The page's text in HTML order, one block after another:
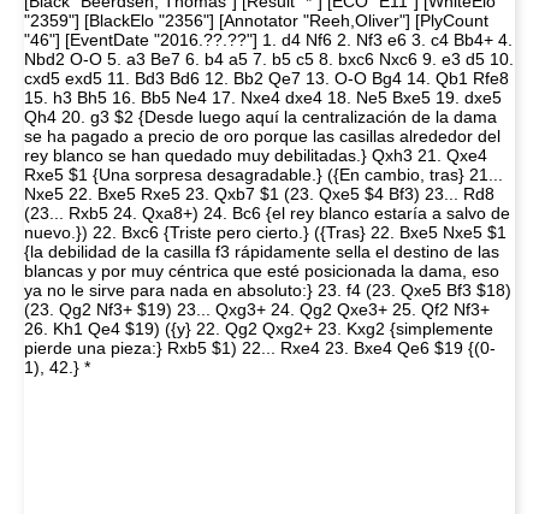
"2359"] [BlackElo "2356"] [Annotator "Reeh,Oliver"] [PlyCount
"46"] [EventDate "2016.??.??"] 1. d4 Nf6 2. Nf3 e6 3. c4 Bb4+ 4.
Nbd2 O-O 5. a3 Be7 6. b4 a5 7. b5 c5 8. bxc6 Nxc6 9. e3 d5 10.
cxd5 exd5 11. Bd3 Bd6 12. Bb2 Qe7 13. O-O Bg4 14. Qb1 Rfe8
15. h3 Bh5 16. Bb5 Ne4 17. Nxe4 dxe4 18. Ne5 Bxe5 19. dxe5
Qh4 20. g3 $2 {Desde luego aquí la centralización de la dama
se ha pagado a precio de oro porque las casillas alrededor del
rey blanco se han quedado muy debilitadas.} Qxh3 21. Qxe4
Rxe5 $1 {Una sorpresa desagradable.} ({En cambio, tras} 21...
Nxe5 22. Bxe5 Rxe5 23. Qxb7 $1 (23. Qxe5 $4 Bf3) 23... Rd8
(23... Rxb5 24. Qxa8+) 24. Bc6 {el rey blanco estaría a salvo de
nuevo.}) 22. Bxc6 {Triste pero cierto.} ({Tras} 22. Bxe5 Nxe5 $1
{la debilidad de la casilla f3 rápidamente sella el destino de las
blancas y por muy céntrica que esté posicionada la dama, eso
ya no le sirve para nada en absoluto:} 23. f4 (23. Qxe5 Bf3 $18)
(23. Qg2 Nf3+ $19) 23... Qxg3+ 24. Qg2 Qxe3+ 25. Qf2 Nf3+
26. Kh1 Qe4 $19) ({y} 22. Qg2 Qxg2+ 23. Kxg2 {simplemente
pierde una pieza:} Rxb5 $1) 22... Rxe4 23. Bxe4 Qe6 $19 {(0-
1), 42.} *